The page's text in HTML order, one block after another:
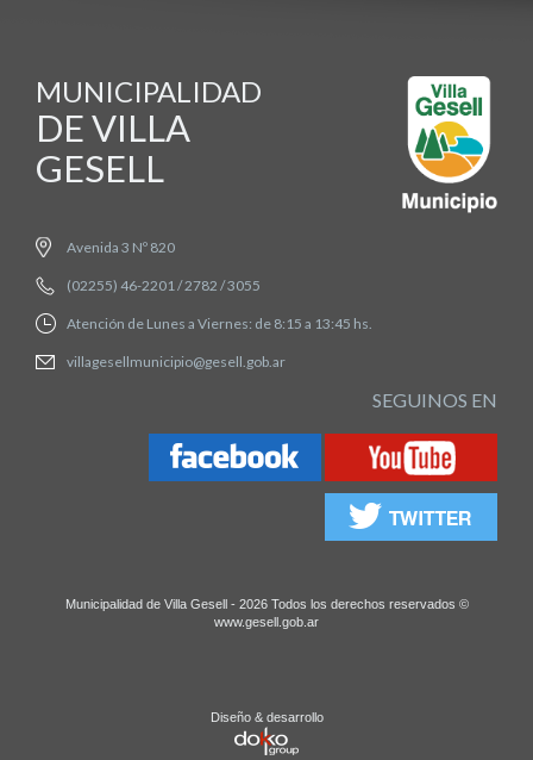
MUNICIPALIDAD
DE VILLA
GESELL
Avenida 3 Nº 820
(02255) 46-2201 / 2782 / 3055
Atención de Lunes a Viernes: de 8:15 a 13:45 hs.
villagesellmunicipio@gesell.gob.ar
SEGUINOS EN
Municipalidad de Villa Gesell - 2026 Todos los derechos reservados ©
www.gesell.gob.ar
Diseño & desarrollo